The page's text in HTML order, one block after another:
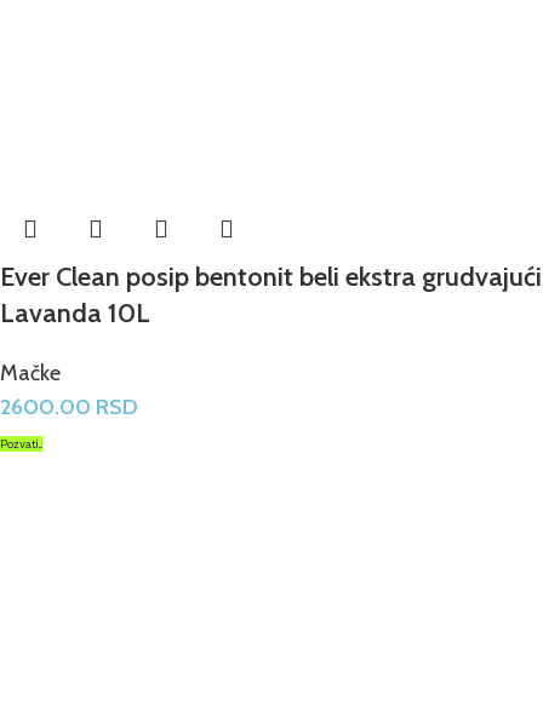
Ever Clean posip bentonit beli ekstra grudvajući
Lavanda 10L
Mačke
2600.00 RSD
Pozvati...